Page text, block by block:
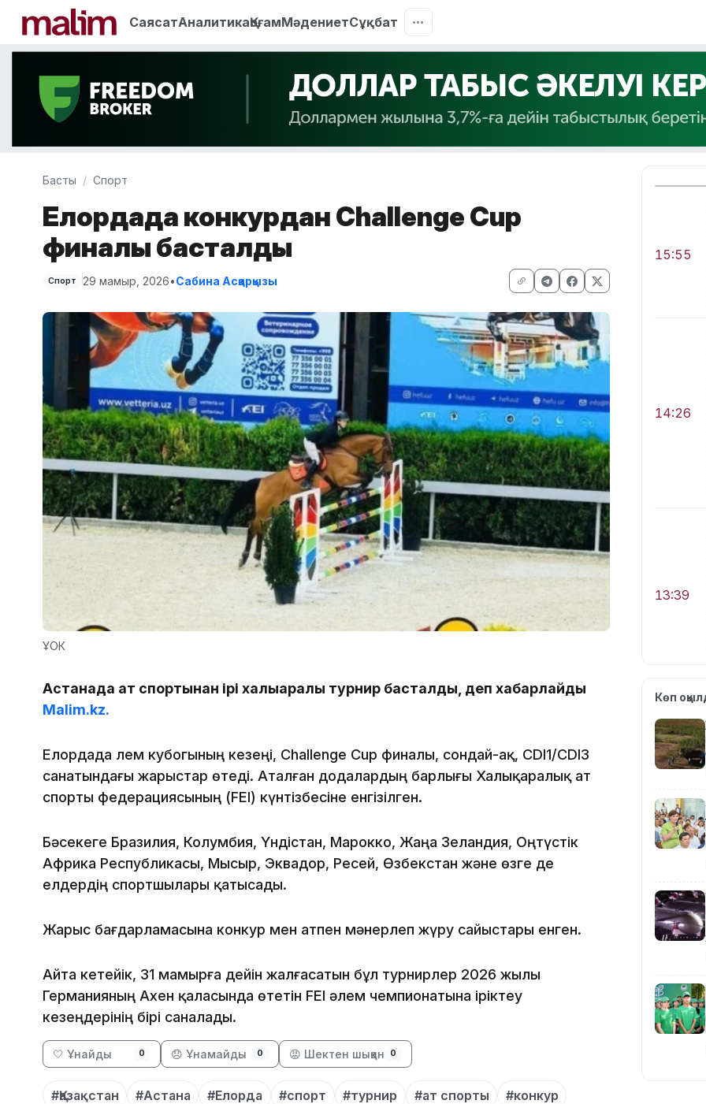
СаясатАналитикаҚоғамМәдениетСұқбат
Басты Спорт
Елордада конкурдан Challenge Cup
финалы басталды
Спорт 29 мамыр, 2026•Сабина Асқарқызы
ҰОК
Астанада ат спортынан ірі халықаралық турнир басталды, деп хабарлайды
Malim.kz.
Елордада Әлем кубогының кезеңі, Challenge Cup финалы, сондай-ақ, CDI1/CDI3
санатындағы жарыстар өтеді. Аталған додалардың барлығы Халықаралық ат
спорты федерациясының (FEI) күнтізбесіне енгізілген.
Бәсекеге Бразилия, Колумбия, Үндістан, Марокко, Жаңа Зеландия, Оңтүстік
Африка Республикасы, Мысыр, Эквадор, Ресей, Өзбекстан және өзге де
елдердің спортшылары қатысады.
Жарыс бағдарламасына конкур мен атпен мәнерлеп жүру сайыстары енген.
Айта кетейік, 31 мамырға дейін жалғасатын бұл турнирлер 2026 жылы
Германияның Ахен қаласында өтетін FEI әлем чемпионатына іріктеу
кезеңдерінің бірі саналады.
🤍 Ұнайды 0 😞 Ұнамайды 0 😡 Шектен шыққан 0
#Қазақстан #Астана #Елорда #спорт #турнир #ат спорты
#конкур
15:55
14:26
13:39
13:00
12:13
Көп